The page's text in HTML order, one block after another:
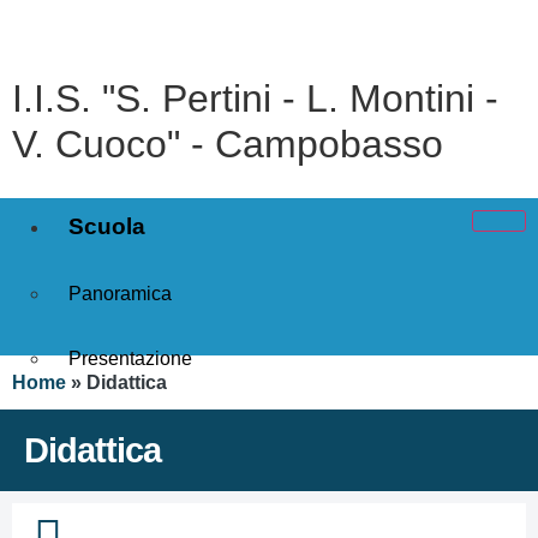
I.I.S. "S. Pertini - L. Montini -
V. Cuoco" - Campobasso
Scuola
Panoramica
Presentazione
Le persone
Home » Didattica
Didattica